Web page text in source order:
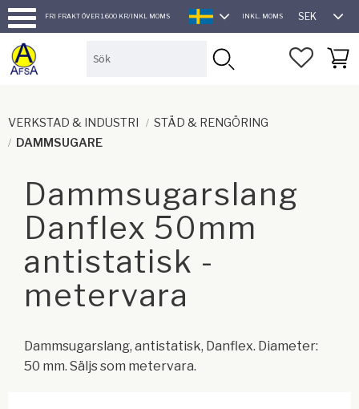
Meny
FRI FRAKT ÖVER 1.600 KR/INKL MOMS
SVENSKA
INKL. MOMS SEK
VERKSTAD & INDUSTRI
STÄD & RENGÖRING
DAMMSUGARE
Dammsugarslang
Danflex 50mm
antistatisk -
metervara
Dammsugarslang, antistatisk, Danflex. Diameter:
50 mm. Säljs som metervara.